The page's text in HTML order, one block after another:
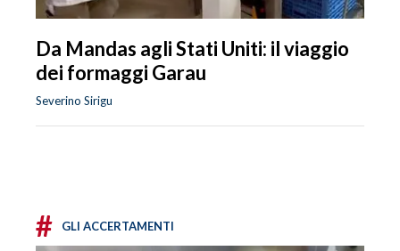
Da Mandas agli Stati Uniti: il viaggio
dei formaggi Garau
Severino Sirigu
# GLI ACCERTAMENTI